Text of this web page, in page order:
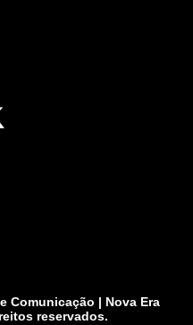
Comunicação | Nova Era
reservados.